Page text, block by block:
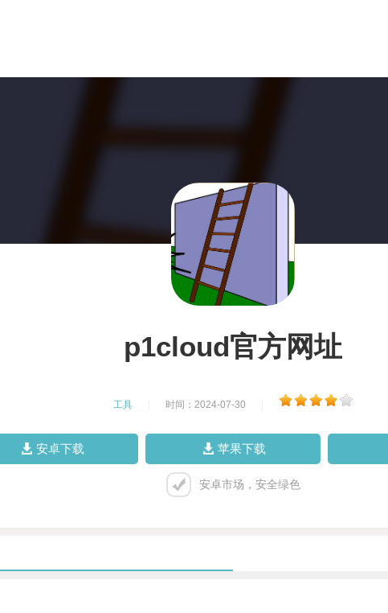
p1cloud官方网址
工具 时间：2024-07-30
安卓下载 苹果下载
安卓市场，安全绿色